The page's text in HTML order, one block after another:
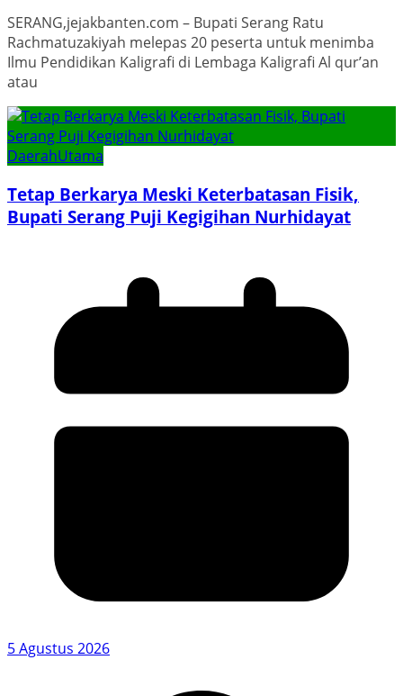
SERANG,jejakbanten.com – Bupati Serang Ratu
Rachmatuzakiyah melepas 20 peserta untuk menimba
Ilmu Pendidikan Kaligrafi di Lembaga Kaligrafi Al qur’an
atau
DaerahUtama
Tetap Berkarya Meski Keterbatasan Fisik,
Bupati Serang Puji Kegigihan Nurhidayat
5 Agustus 2026